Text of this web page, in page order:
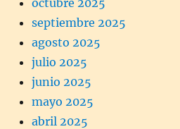
septiembre 2025
agosto 2025
julio 2025
junio 2025
mayo 2025
abril 2025